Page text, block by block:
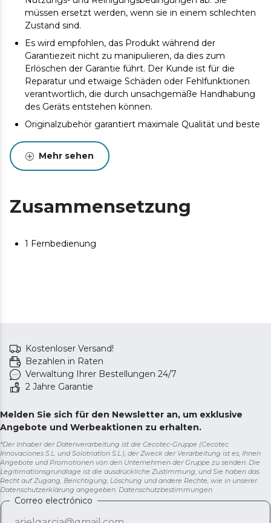
müssen ersetzt werden, wenn sie in einem schlechten
Zustand sind.
Es wird empfohlen, das Produkt während der
Garantiezeit nicht zu manipulieren, da dies zum
Erlöschen der Garantie führt. Der Kunde ist für die
Reparatur und etwaige Schäden oder Fehlfunktionen
verantwortlich, die durch unsachgemäße Handhabung
des Geräts entstehen können.
Originalzubehör garantiert maximale Qualität und beste
verlängern, wird eine Wartung empfohlen.
Mehr sehen
Zusammensetzung
1 Fernbedienung
Kostenloser Versand!
Bezahlen in Raten
Verwaltung Ihrer Bestellungen 24/7
2 Jahre Garantie
Melden Sie sich für den Newsletter an, um exklusive
Angebote und Werbeaktionen zu erhalten.
*Der Inhaber der Datenverarbeitung ist die Cecotec-Gruppe (Cecotec
Innovaciones S.L. und Solotriatlon S.L.), der Zweck der Verarbeitung ist es, Ihnen
Angebote und Promotionen von den Unternehmen der Gruppe zu senden. Die
Legitimationsgrundlage ist die ausdrückliche Zustimmung, und Sie haben das
Recht auf Zugang, Berichtigung, Löschung und andere Rechte, wie in unserer
Datenschutzerklärung angegeben. Datenschutzbestimmungen
Correo electrónico